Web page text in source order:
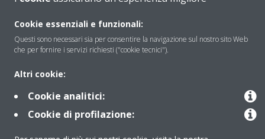
Contattaci
Periodo di supporto definito
Politica di segnalazione e divulgazione delle vulnerabilità del
Gruppo Daikin Europe
Cookie essenziali e funzionali:
Questi sono necessari sia per consentire la navigazione sul nostro sito Web
che per fornire i servizi richiesti ("cookie tecnici").
Altri cookie:
Cookie analitici:
Cookie di profilazione: